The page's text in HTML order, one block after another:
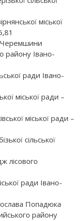
міської
Черемшини
району Івано-
ради Івано-
міської ради –
міської ради –
сільської
лісового
ради Івано-
Попадюка
району